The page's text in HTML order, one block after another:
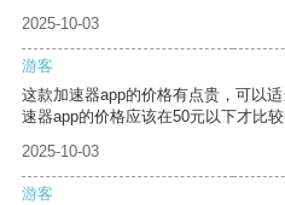
2025-10-03
游客
这款加速器app的价格有点贵，可以
速器app的价格应该在50元以下才比较
2025-10-03
游客